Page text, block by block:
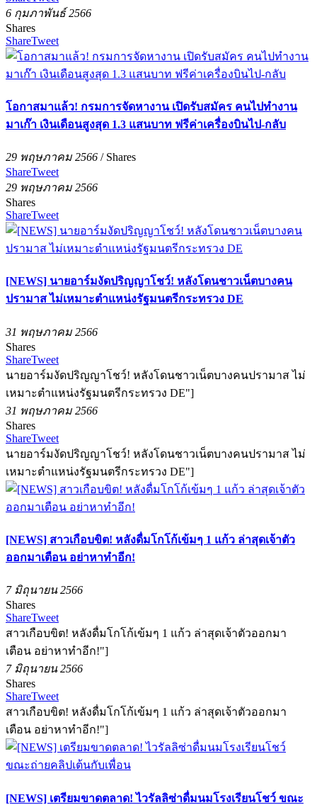
6 กุมภาพันธ์ 2566
Shares
ShareTweet
โอกาสมาแล้ว! กรมการจัดหางาน เปิดรับสมัคร คนไปทำงาน
มาเก๊า เงินเดือนสูงสุด 1.3 แสนบาท ฟรีค่าเครื่องบินไป-กลับ
29 พฤษภาคม 2566 / Shares
ShareTweet
29 พฤษภาคม 2566
Shares
ShareTweet
[NEWS] นายอาร์มงัดปริญญาโชว์! หลังโดนชาวเน็ตบางคน
ปรามาส ไม่เหมาะตำแหน่งรัฐมนตรีกระทรวง DE
31 พฤษภาคม 2566
Shares
ShareTweet
นายอาร์มงัดปริญญาโชว์! หลังโดนชาวเน็ตบางคนปรามาส ไม่
เหมาะตำแหน่งรัฐมนตรีกระทรวง DE"]
31 พฤษภาคม 2566
Shares
ShareTweet
นายอาร์มงัดปริญญาโชว์! หลังโดนชาวเน็ตบางคนปรามาส ไม่
เหมาะตำแหน่งรัฐมนตรีกระทรวง DE"]
[NEWS] สาวเกือบขิต! หลังดื่มโกโก้เข้มๆ 1 แก้ว ล่าสุดเจ้าตัว
ออกมาเตือน อย่าหาทำอีก!
7 มิถุนายน 2566
Shares
ShareTweet
สาวเกือบขิต! หลังดื่มโกโก้เข้มๆ 1 แก้ว ล่าสุดเจ้าตัวออกมา
เตือน อย่าหาทำอีก!"]
7 มิถุนายน 2566
Shares
ShareTweet
สาวเกือบขิต! หลังดื่มโกโก้เข้มๆ 1 แก้ว ล่าสุดเจ้าตัวออกมา
เตือน อย่าหาทำอีก!"]
[NEWS] เตรียมขาดตลาด! ไวรัลลิซ่าดื่มนมโรงเรียนโชว์ ขณะ